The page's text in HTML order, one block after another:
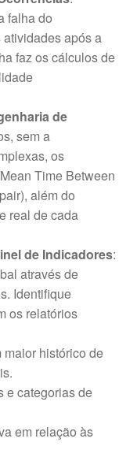
falha do
após a
faz os cálculos de
de
sem a
os
Time Between
além do
real de cada
de Indicadores:
através de
Identifique
os relatórios
histórico de
e categorias de
em relação às